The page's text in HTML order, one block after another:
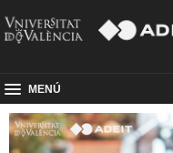
MENÚ